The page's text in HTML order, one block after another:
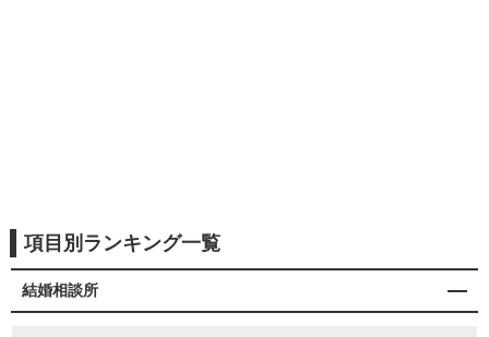
項目別ランキング一覧
結婚相談所